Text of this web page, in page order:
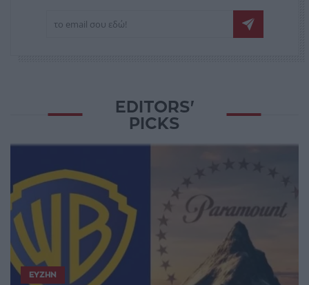
EDITORS'
PICKS
ΕΥΖΗΝ